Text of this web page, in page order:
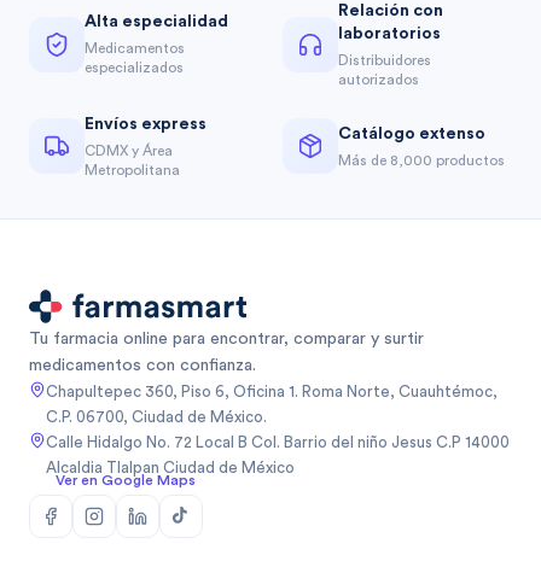
Alta especialidad
Medicamentos
especializados
Relación con
laboratorios
Distribuidores
autorizados
Envíos express
CDMX y Área
Metropolitana
Catálogo extenso
Más de 8,000 productos
Tu farmacia online para encontrar, comparar y surtir
medicamentos con confianza.
Chapultepec 360, Piso 6, Oficina 1. Roma Norte, Cuauhtémoc,
C.P. 06700, Ciudad de México.
Calle Hidalgo No. 72 Local B Col. Barrio del niño Jesus C.P 14000
Alcaldia Tlalpan Ciudad de México
Ver en Google Maps